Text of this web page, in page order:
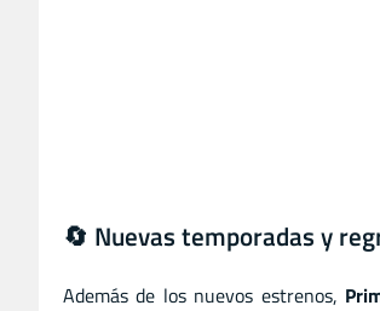
🔄 Nuevas temporadas y
Además de los nuevos estrenos,